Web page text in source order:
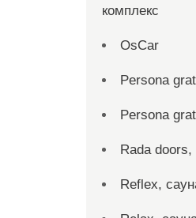
комплекс
OsCar
Persona
Persona
Rada
Reflex,